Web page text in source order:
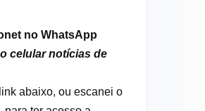
no WhatsApp
celular notícias de
abaixo, ou escanei o